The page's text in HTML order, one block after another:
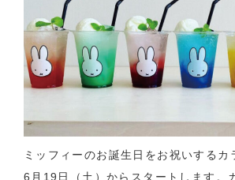
ミッフィーのお誕生日をお祝いするカ
6月19日（土）からスタートします。